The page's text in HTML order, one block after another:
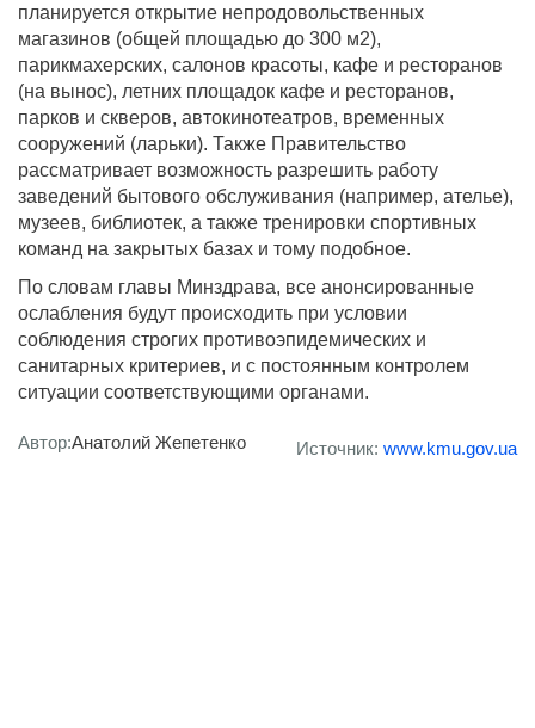
планируется открытие непродовольственных
магазинов (общей площадью до 300 м2),
парикмахерских, салонов красоты, кафе и ресторанов
(на вынос), летних площадок кафе и ресторанов,
парков и скверов, автокинотеатров, временных
сооружений (ларьки). Также Правительство
рассматривает возможность разрешить работу
заведений бытового обслуживания (например, ателье),
музеев, библиотек, а также тренировки спортивных
команд на закрытых базах и тому подобное.
По словам главы Минздрава, все анонсированные
ослабления будут происходить при условии
соблюдения строгих противоэпидемических и
санитарных критериев, и с постоянным контролем
ситуации соответствующими органами.
Автор:Анатолий Жепетенко Источник: www.kmu.gov.ua